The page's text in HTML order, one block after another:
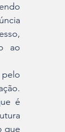
ao
é
que